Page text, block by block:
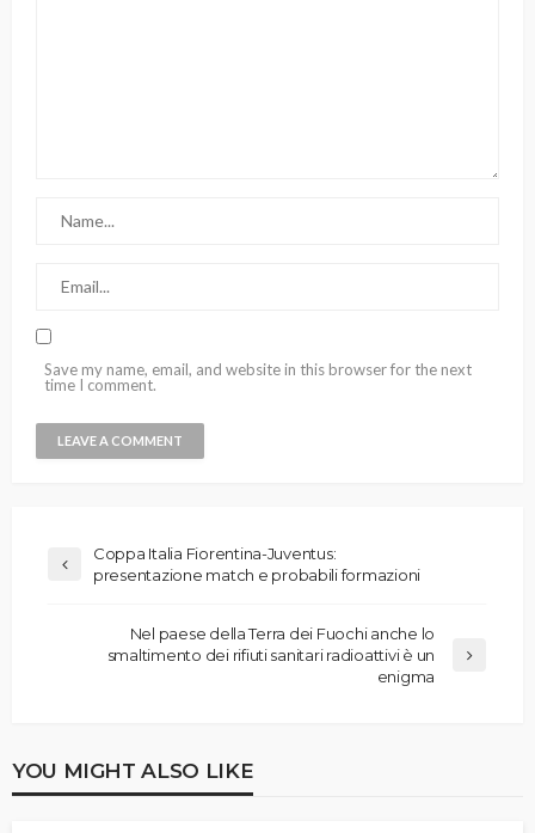
Save my name, email, and website in this browser for the next
time I comment.
Coppa Italia Fiorentina-Juventus:
presentazione match e probabili formazioni
Nel paese della Terra dei Fuochi anche lo
smaltimento dei rifiuti sanitari radioattivi è un
enigma
YOU MIGHT ALSO LIKE